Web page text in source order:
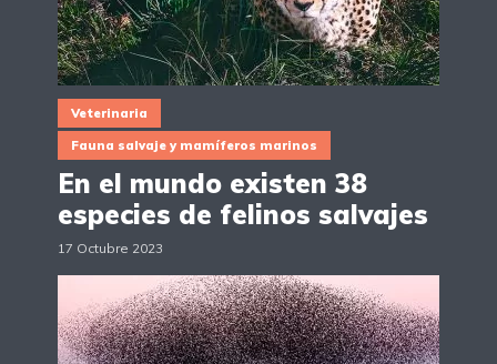
Veterinaria
Fauna salvaje y mamíferos marinos
En el mundo existen 38
especies de felinos salvajes
17 Octubre 2023